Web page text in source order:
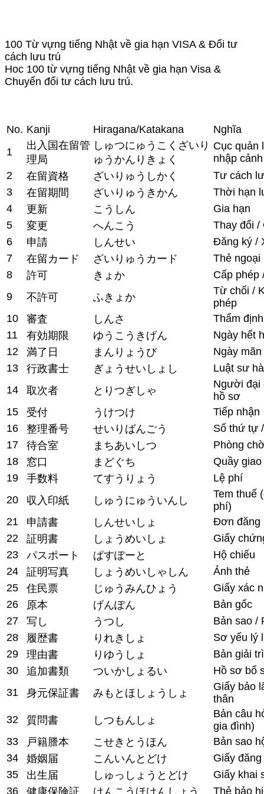
100 Từ vựng tiếng Nhật về gia hạn VISA & Đổi tư
cách lưu trú
Hoc 100 từ vựng tiếng Nhật về gia hạn Visa &
Chuyển đổi tư cách lưu trú.
No. Kanji Hiragana/Katakana
Nghĩa
1
出入国在留管
理局
しゅつにゅうこくざいり
ゅうかんりきょく
Cục quản
nhập
2
在留資格 ざいりゅうしかく
Tư cách
3
在留期間 ざいりゅうきかん
Thời hạn
4
更新 こうしん
Gia hạn
5
変更 へんこう
Thay đổi /
6
申請 しんせい
Đăng ký /
7
在留カード ざいりゅうカード
Thẻ ngoại
8
許可 きょか
Cấp phép
9
不許可 ふきょか
Từ chối /
phép
10
審査 しんさ
Thẩm
11
有効期限 ゆうこうきげん
Ngày hết
12
満了日 まんりょうび
Ngày
13
行政書士 ぎょうせいしょし
Luật sư
14
取次者 とりつぎしゃ
Người đại
hồ sơ
15
受付 うけつけ
Tiếp nhận
16
整理番号 せいりばんごう
Số thứ tự
17
待合室 まちあいしつ
Phòng
18
窓口 まどぐち
Quầy giao
19
手数料 てすうりょう
Lệ phí
20
収入印紙 しゅうにゅういんし
Tem thuế
phí)
21
申請書 しんせいしょ
Đơn đăng
22
証明書 しょうめいしょ
Giấy
23
パスポート ぱすぽーと
Hộ chiếu
24
証明写真 しょうめいしゃしん
Ảnh thẻ
25
住民票 じゅうみんひょう
Giấy xác
26
原本 げんぽん
Bản gốc
27
写し うつし
Bản sao /
28
履歴書 りれきしょ
Sơ yếu lý
29
理由書 りゆうしょ
Bản giải
30
追加書類 ついかしょるい
Hồ sơ bổ
31
身元保証書 みもとほしょうしょ
Giấy bảo
thân
32
質問書 しつもんしょ
Bản câu
gia đình)
33
戸籍謄本 こせきとうほん
Bản sao
34
婚姻届 こんいんとどけ
Giấy
35
出生届 しゅっしょうとどけ
Giấy khai
36
健康保険証 けんこうほけんしょう Thẻ bảo